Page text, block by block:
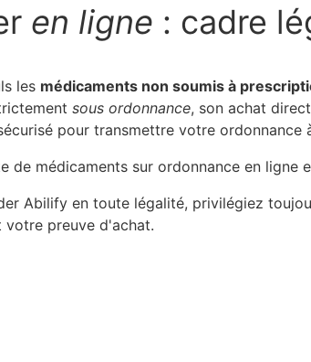
en ligne : cadre
les médicaments non soumis à
sous ordonnance, son achat
pour transmettre votre
de médicaments sur ordonnance en ligne
Abilify en toute légalité, privilégiez
votre preuve d'achat.